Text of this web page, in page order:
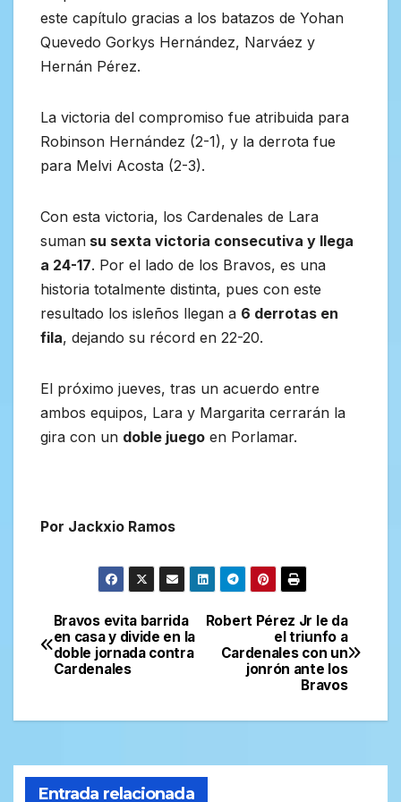
este capítulo gracias a los batazos de Yohan
Quevedo Gorkys Hernández, Narváez y
Hernán Pérez.
La victoria del compromiso fue atribuida para
Robinson Hernández (2-1), y la derrota fue
para Melvi Acosta (2-3).
Con esta victoria, los Cardenales de Lara
suman su sexta victoria consecutiva y llega
a 24-17. Por el lado de los Bravos, es una
historia totalmente distinta, pues con este
resultado los isleños llegan a 6 derrotas en
fila, dejando su récord en 22-20.
El próximo jueves, tras un acuerdo entre
ambos equipos, Lara y Margarita cerrarán la
gira con un doble juego en Porlamar.
Por Jackxio Ramos
Navegación
de
Robert Pérez Jr le da
el triunfo a
Cardenales con un
jonrón ante los
Bravos
Bravos evita barrida
en casa y divide en la
doble jornada contra
Cardenales
Entrada relacionada